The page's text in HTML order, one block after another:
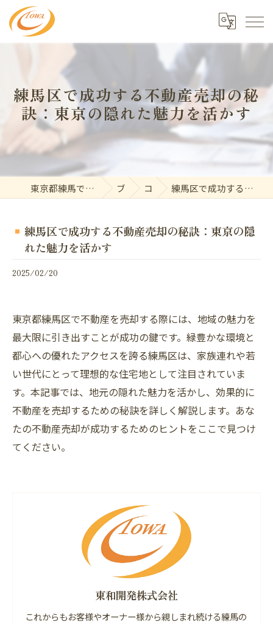
練馬区で成功する不動産売却の秘
訣：東京の隠れた魅力を活かす
東京都練馬で不動産の求人なら東和開発株式会社 ブログ コラム 練馬区で成功する不動産売却の秘訣：東京の隠れた魅力を活かす
練馬区で成功する不動産売却の秘訣：東京の隠
れた魅力を活かす
2025/02/20
東京都練馬区で不動産を売却する際には、地域の魅力を
最大限に引き出すことが成功の鍵です。緑豊かな環境と
都心への優れたアクセスを誇る練馬区は、家族連れや若
い世代にとって理想的な住宅地として注目されていま
す。本記事では、地元の隠れた魅力を活かし、効果的に
不動産を売却するための秘訣を詳しく解説します。あな
たの不動産売却が成功するためのヒントをここで見つけ
てください。
東和開発株式会社
これからもお客様やオーナー様から親しまれ続ける練馬の